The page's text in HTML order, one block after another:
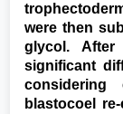
were then
glycol.
significant
considering
blastocoel